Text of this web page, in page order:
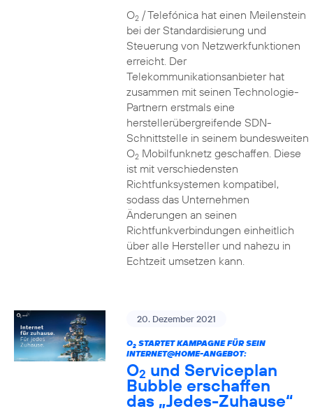
O2/ Telefónica hat einen Meilenstein
bei der Standardisierung und
Steuerung von Netzwerkfunktionen
erreicht. Der
Telekommunikationsanbieter hat
zusammen mit seinen Technologie-
Partnern erstmals eine
herstellerübergreifende SDN-
Schnittstelle in seinem bundesweiten
O2Mobilfunknetz geschaffen. Diese
ist mit verschiedensten
Richtfunksystemen kompatibel,
sodass das Unternehmen
Änderungen an seinen
Richtfunkverbindungen einheitlich
über alle Hersteller und nahezu in
Echtzeit umsetzen kann.
20. Dezember 2021
O2STARTET KAMPAGNE FÜR SEIN
INTERNET@HOME-ANGEBOT:
O2 und Serviceplan
Bubble erschaffen
das „Jedes-Zuhause“